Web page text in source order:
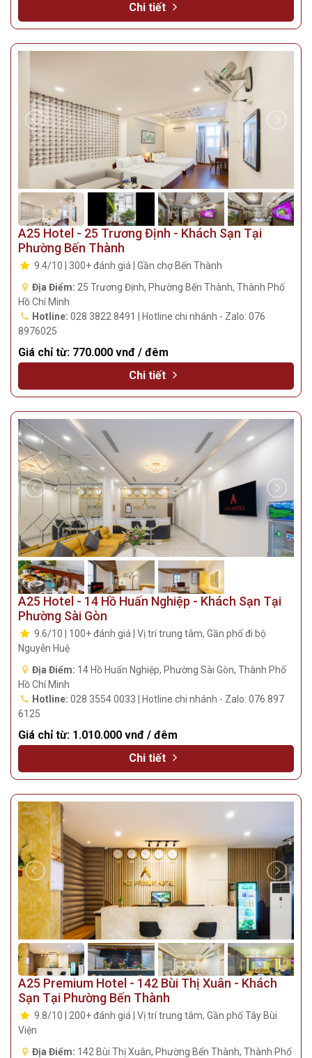
Chi tiết
A25 Hotel - 25 Trương Định - Khách Sạn Tại
Phường Bến Thành
9.4/10 | 300+ đánh giá | Gần chợ Bến Thành
Địa Điểm: 25 Trương Định, Phường Bến Thành, Thành Phố
Hồ Chí Minh
Hotline: 028 3822 8491 | Hotline chi nhánh - Zalo: 076
8976025
Giá chỉ từ: 770.000 vnđ / đêm
Chi tiết
A25 Hotel - 14 Hồ Huấn Nghiệp - Khách Sạn Tại
Phường Sài Gòn
9.6/10 | 100+ đánh giá | Vị trí trung tâm, Gần phố đi bộ
Nguyễn Huệ
Địa Điểm: 14 Hồ Huấn Nghiệp, Phường Sài Gòn, Thành Phố
Hồ Chí Minh
Hotline: 028 3554 0033 | Hotline chi nhánh - Zalo: 076 897
6125
Giá chỉ từ: 1.010.000 vnđ / đêm
Chi tiết
A25 Premium Hotel - 142 Bùi Thị Xuân - Khách
Sạn Tại Phường Bến Thành
9.8/10 | 200+ đánh giá | Vị trí trung tâm, Gần phố Tây Bùi
Viện
Địa Điểm: 142 Bùi Thị Xuân, Phường Bến Thành, Thành Phố